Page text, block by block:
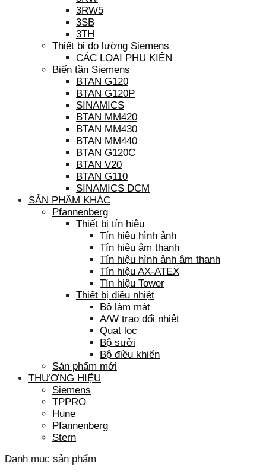
3RW5
3SB
3TH
Thiết bị đo lường Siemens
CÁC LOẠI PHỤ KIỆN
Biến tần Siemens
BTAN G120
BTAN G120P
SINAMICS
BTAN MM420
BTAN MM430
BTAN MM440
BTAN G120C
BTAN V20
BTAN G110
SINAMICS DCM
SẢN PHẨM KHÁC
Pfannenberg
Thiết bị tín hiệu
Tín hiệu hình ảnh
Tín hiệu âm thanh
Tín hiệu hình ảnh âm thanh
Tín hiệu AX-ATEX
Tín hiệu Tower
Thiết bị điều nhiệt
Bộ làm mát
A/W trao đổi nhiệt
Quạt lọc
Bộ sưởi
Bộ điều khiển
Sản phẩm mới
THƯƠNG HIỆU
Siemens
TPPRO
Hune
Pfannenberg
Stern
Danh mục sản phẩm